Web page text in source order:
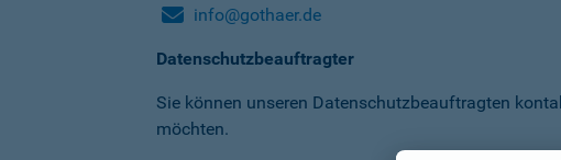
info@gothaer.de
Datenschutzbeauftragter
Sie können unseren Datenschutz­beauftragten
möchten.